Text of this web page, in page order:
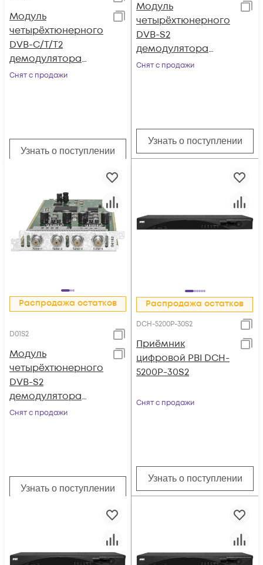
Модуль
четырёхтюнерного
DVB-C/T/T2
демодулятора
D01T2 для DCP-
Снят с продажи
Узнать о поступлении
Модуль
четырёхтюнерного
DVB-S2
демодулятора
поддержка ISI D02S2
Снят с продажи
Узнать о поступлении
Распродажа остатков
D01S2
Модуль
четырёхтюнерного
DVB-S2
демодулятора
поддержка BISS и
Снят с продажи
Узнать о поступлении
Распродажа остатков
DCH-5200P-30S2
Приёмник
цифровой PBI DCH-
5200P-30S2
Снят с продажи
Узнать о поступлении